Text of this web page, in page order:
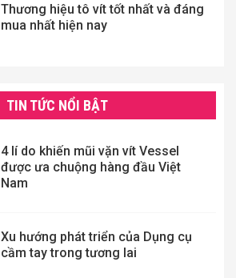
Thương hiệu tô vít tốt nhất và đáng
mua nhất hiện nay
TIN TỨC NỔI BẬT
4 lí do khiến mũi vặn vít Vessel
được ưa chuộng hàng đầu Việt
Nam
Xu hướng phát triển của Dụng cụ
cầm tay trong tương lai